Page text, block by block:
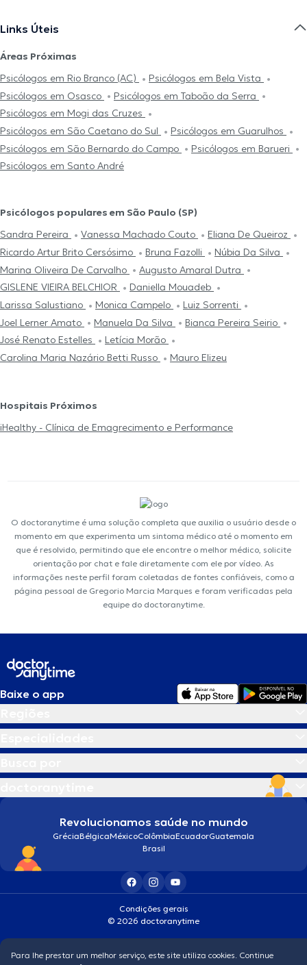
Links Úteis
Áreas Próximas
Psicólogos em Rio Branco (AC)
Psicólogos em Bela Vista
Psicólogos em Osasco
Psicólogos em Taboão da Serra
Psicólogos em Mogi das Cruzes
Psicólogos em São Caetano do Sul
Psicólogos em Guarulhos
Psicólogos em São Bernardo do Campo
Psicólogos em Barueri
Psicólogos em Santo André
Psicólogos populares em São Paulo (SP)
Sandra Pereira
Vanessa Machado Couto
Eliana De Queiroz
Ricardo Artur Brito Cersósimo
Bruna Fazolli
Núbia Da Silva
Marina Oliveira De Carvalho
Augusto Amaral Dutra
GISLENE VIEIRA BELCHIOR
Daniella Mouadeb
Larissa Salustiano
Monica Campelo
Luiz Sorrenti
Joel Lerner Amato
Manuela Da Silva
Bianca Pereira Seirio
José Renato Estelles
Letícia Morão
Carolina Maria Nazário Betti Russo
Mauro Elizeu
Hospitais Próximos
iHealthy - Clínica de Emagrecimento e Performance
O doctoranytime é uma solução completa que auxilia o usuário desde o
momento em que experimenta um sintoma médico até o momento em
que é resolvido, permitindo que ele encontre o melhor médico, solicite
orientação por chat e fale diretamente com ele por vídeo. As
informações neste perfil foram coletadas de fontes confiáveis, como a
página pessoal de Gregorio Marcia Marques e foram verificadas pela
equipe do doctoranytime.
Baixe o app
Revolucionamos saúde no mundo
GréciaBélgicaMéxicoColômbiaEcuadorGuatemala
Brasil
Condições gerais
© 2026 doctoranytime
Para lhe prestar um melhor serviço, este site utiliza cookies. Continue